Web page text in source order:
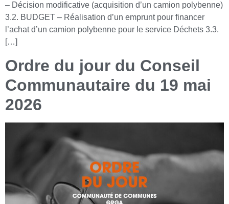
– Décision modificative (acquisition d’un camion polybenne)
3.2. BUDGET – Réalisation d’un emprunt pour financer
l’achat d’un camion polybenne pour le service Déchets 3.3.
[…]
Ordre du jour du Conseil
Communautaire du 19 mai
2026